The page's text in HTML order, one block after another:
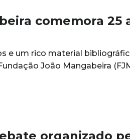
comemora 25
e um rico material
João Mangabeira
organizado